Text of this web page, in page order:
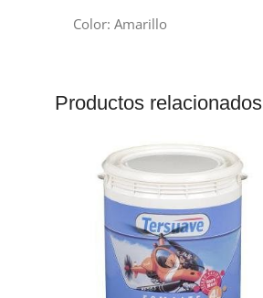
Color: Amarillo
Productos relacionados